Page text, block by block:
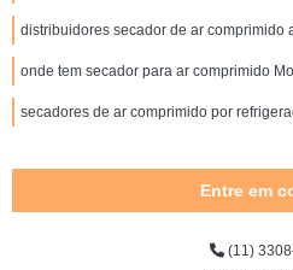
distribuidores secador de ar comprimido
onde tem secador para ar comprimido
secadores de ar comprimido por
Entre em
(11)